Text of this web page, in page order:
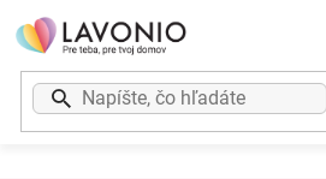
Prejsť
na
obsah